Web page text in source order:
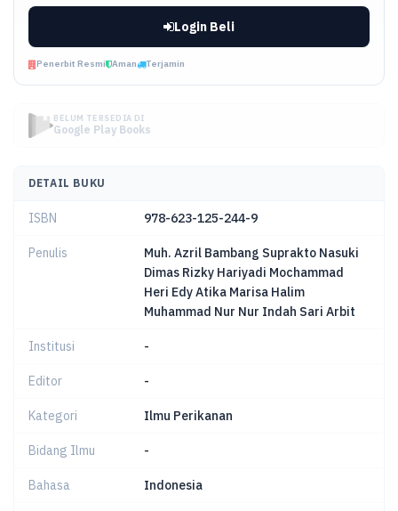
Login Beli
Penerbit Resmi Aman Terjamin
BELUM TERSEDIA DI
Google Play Books
DETAIL BUKU
ISBN 978-623-125-244-9
Penulis
Muh. Azril Bambang Suprakto Nasuki
Dimas Rizky Hariyadi Mochammad
Heri Edy Atika Marisa Halim
Muhammad Nur Nur Indah Sari Arbit
Institusi -
Editor -
Kategori Ilmu Perikanan
Bidang Ilmu -
Bahasa Indonesia